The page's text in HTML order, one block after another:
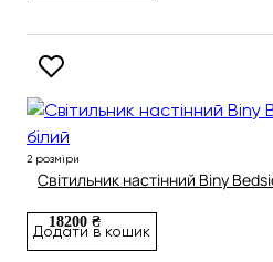
2 розміри
Світильник настінний Biny
18200 ₴
Додати в кошик